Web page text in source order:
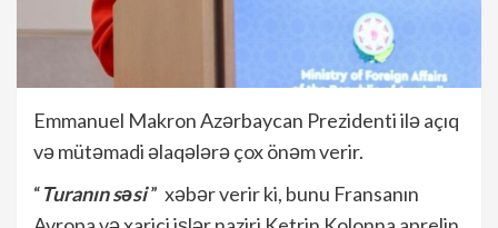
Emmanuel Makron Azərbaycan Prezidenti ilə açıq
və mütəmadi əlaqələrə çox önəm verir.
“Turanın səsi” xəbər verir ki, bunu Fransanın